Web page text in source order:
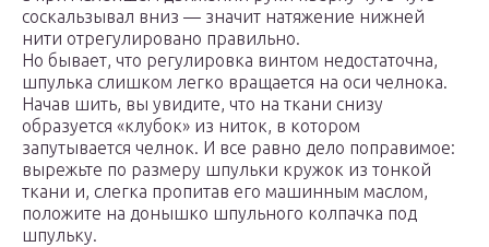
соскальзывал вниз — значит натяжение нижней
нити отрегулировано правильно.
Но бывает, что регулировка винтом недостаточна,
шпулька слишком легко вращается на оси челнока.
Начав шить, вы увидите, что на ткани снизу
образуется «клубок» из ниток, в котором
запутывается челнок. И все равно дело поправимое:
вырежьте по размеру шпульки кружок из тонкой
ткани и, слегка пропитав его машинным маслом,
положите на донышко шпульного колпачка под
шпульку.